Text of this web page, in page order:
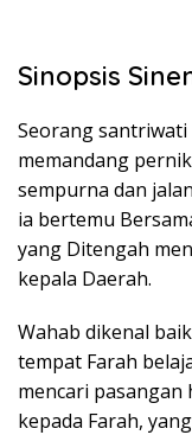
Sinopsis
Seorang santriwati
memandang
sempurna dan
ia bertemu
yang Ditengah
kepala Daerah.
Wahab dikenal
tempat Farah
mencari pasangan
kepada Farah,